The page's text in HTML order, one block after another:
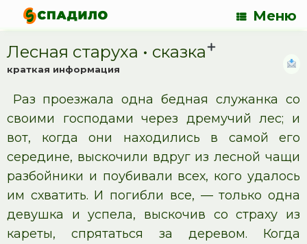
Меню
Лесная старуха • cказка
краткая информация
Раз проезжала одна бедная служанка со
своими господами через дремучий лес; и
вот, когда они находились в самой его
середине, выскочили вдруг из лесной чащи
разбойники и поубивали всех, кого удалось
им схватить. И погибли все, — только одна
девушка и успела, выскочив со страху из
кареты, спрятаться за деревом. Когда